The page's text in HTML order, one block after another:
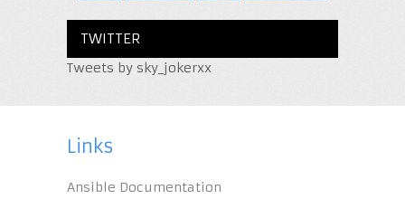
TWITTER
Tweets by sky_jokerxx
Links
Ansible Documentation